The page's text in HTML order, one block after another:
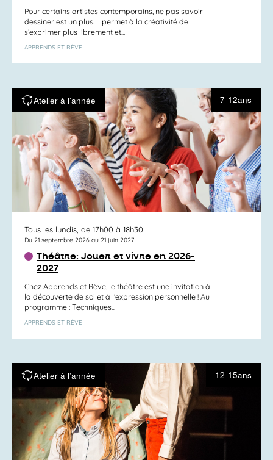
Pour certains artistes contemporains, ne pas savoir
dessiner est un plus. Il permet à la créativité de
s’exprimer plus librement et...
APPRENDS ET RÊVE
Atelier à l’année 7-12ans
Tous les lundis, de 17h00 à 18h30
Du 21 septembre 2026 au 21 juin 2027
Théâtre: Jouer et vivre en 2026-
2027
Chez Apprends et Rêve, le théâtre est une invitation à
la découverte de soi et à l’expression personnelle ! Au
programme : Techniques...
APPRENDS ET RÊVE
Atelier à l’année 12-15ans